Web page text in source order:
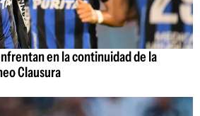
en la continuidad de la
Clausura